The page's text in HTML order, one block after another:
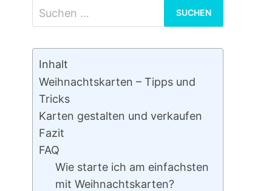
nach:
Inhalt
Weihnachtskarten – Tipps und
Tricks
Karten gestalten und verkaufen
Fazit
FAQ
Wie starte ich am einfachsten
mit Weihnachtskarten?